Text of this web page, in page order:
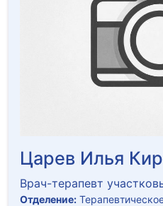
Царев Илья
Врач-терапевт
Отделение: